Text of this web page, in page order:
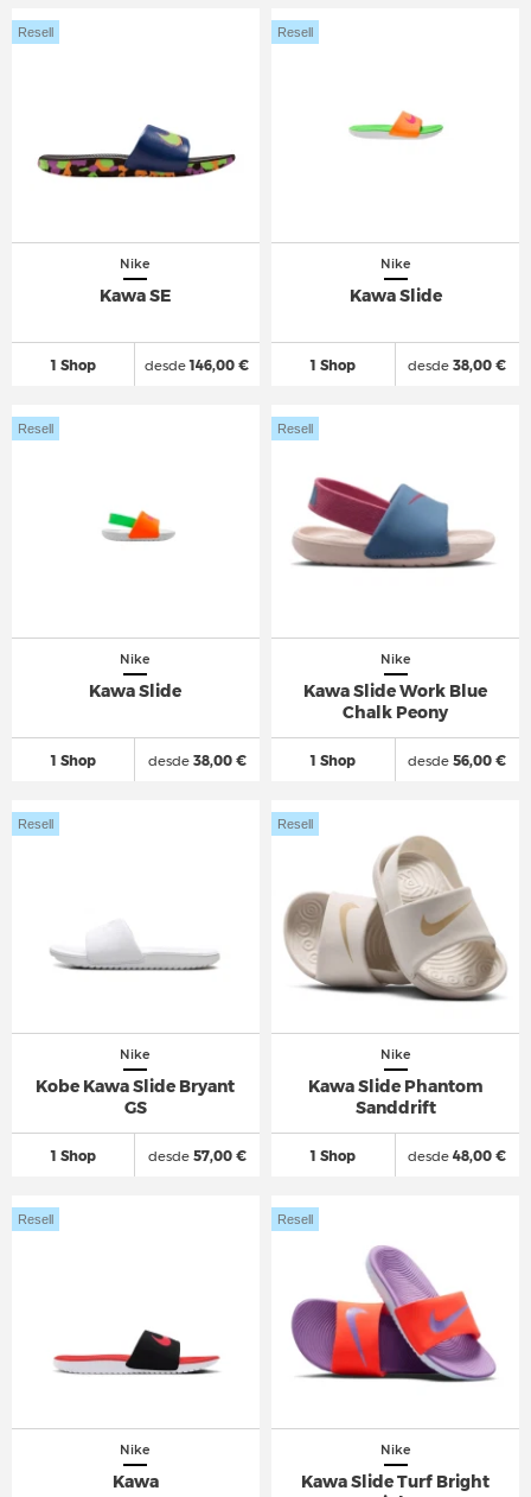
Nike
Kawa SE
1 Shop
Resell
desde146,00 €
Nike
Kawa Slide
1 Shop
Resell
desde 38,00 €
Nike
Kawa Slide
1 Shop
Resell
desde38,00 €
Nike
Kawa Slide Work Blue
Chalk Peony
1 Shop
Resell
desde 56,00 €
Nike
Kobe Kawa Slide Bryant
GS
1 Shop
Resell
desde57,00 €
Nike
Kawa Slide Phantom
Sanddrift
1 Shop
Resell
desde 48,00 €
Nike
Kawa
Resell
Nike
Kawa Slide Turf Bright
Resell